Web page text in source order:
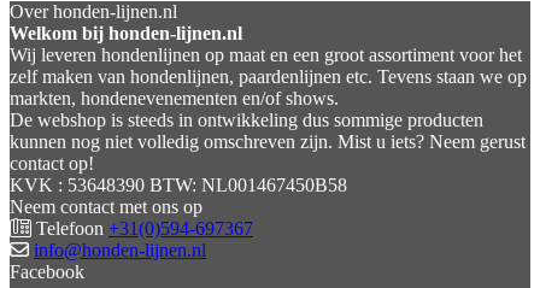
Over honden-lijnen.nl
Welkom bij honden-lijnen.nl
Wij leveren hondenlijnen op maat en een groot assortiment voor het
zelf maken van hondenlijnen, paardenlijnen etc. Tevens staan we op
markten, hondenevenementen en/of shows.
De webshop is steeds in ontwikkeling dus sommige producten
kunnen nog niet volledig omschreven zijn. Mist u iets? Neem gerust
contact op!
KVK : 53648390 BTW: NL001467450B58
Neem contact met ons op
Telefoon +31(0)594-697367
info@honden-lijnen.nl
Facebook